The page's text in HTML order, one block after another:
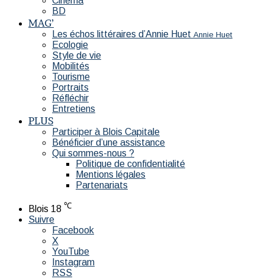
BD
MAG’
Les échos littéraires d’Annie Huet Annie Huet
Ecologie
Style de vie
Mobilités
Tourisme
Portraits
Réfléchir
Entretiens
PLUS
Participer à Blois Capitale
Bénéficier d’une assistance
Qui sommes-nous ?
Politique de confidentialité
Mentions légales
Partenariats
Blois 18 ℃
Suivre
Facebook
X
YouTube
Instagram
RSS